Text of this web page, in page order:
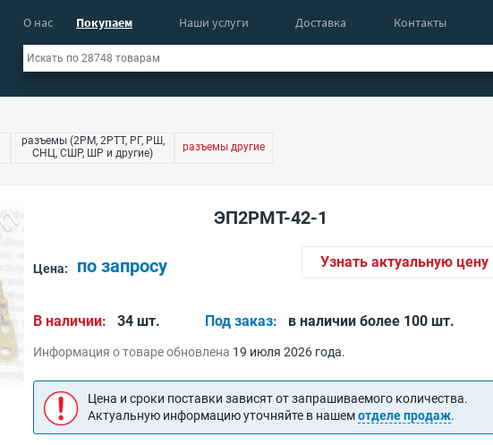
О нас Покупаем Наши услуги Доставка Контакты
разъемы (2РМ, 2РТТ, РГ, РШ,
СНЦ, СШР, ШР и другие)
разъемы другие
ЭП2РМТ-42-1
Цена: по запросу Узнать актуальную цену
В наличии: 34 шт. Под заказ: в наличии более 100 шт.
Информация о товаре обновлена 19 июля 2026 года.
Цена и сроки поставки зависят от запрашиваемого количества.
Актуальную информацию уточняйте в нашемотделе продаж.